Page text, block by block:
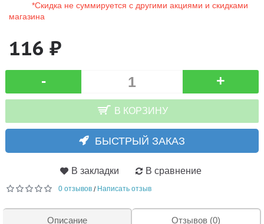
*Скидка не суммируется с другими акциями и скидками
магазина
116 ₽
- +
В КОРЗИНУ
БЫСТРЫЙ ЗАКАЗ
В закладки В сравнение
0 отзывов / Написать отзыв
Описание Отзывов (0)